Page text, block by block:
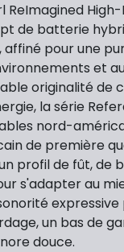
ReImagined
de batterie
affiné pour une
et
originalité de
la série
nord-
de première
profil de fût, de
s'adapter au
un bas de
douce.